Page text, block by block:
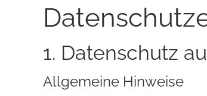
1. Datenschutz
Allgemeine Hinweise